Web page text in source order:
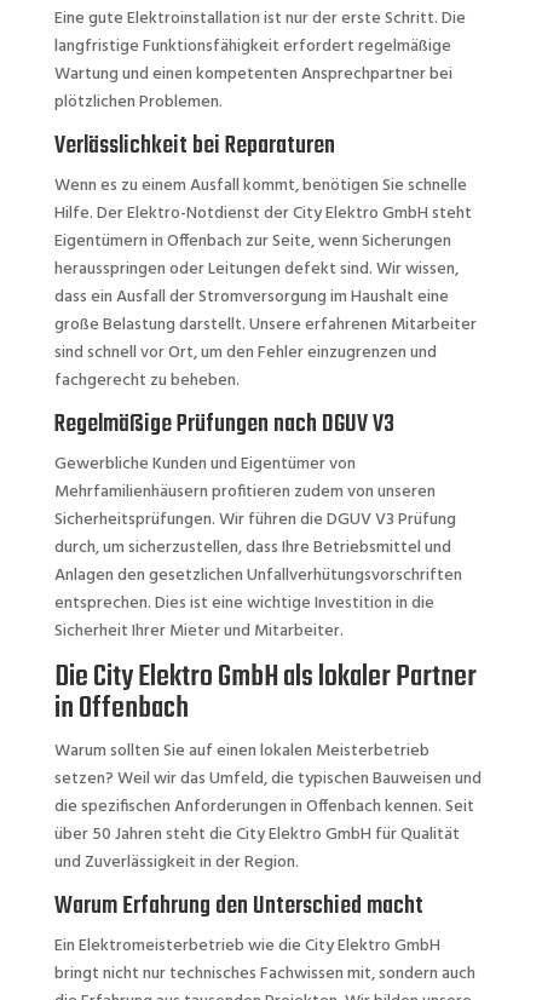
Eine gute Elektroinstallation ist nur der erste Schritt. Die
langfristige Funktionsfähigkeit erfordert regelmäßige
Wartung und einen kompetenten Ansprechpartner bei
plötzlichen Problemen.
Verlässlichkeit bei Reparaturen
Wenn es zu einem Ausfall kommt, benötigen Sie schnelle
Hilfe. Der Elektro-Notdienst der City Elektro GmbH steht
Eigentümern in Offenbach zur Seite, wenn Sicherungen
herausspringen oder Leitungen defekt sind. Wir wissen,
dass ein Ausfall der Stromversorgung im Haushalt eine
große Belastung darstellt. Unsere erfahrenen Mitarbeiter
sind schnell vor Ort, um den Fehler einzugrenzen und
fachgerecht zu beheben.
Regelmäßige Prüfungen nach DGUV V3
Gewerbliche Kunden und Eigentümer von
Mehrfamilienhäusern profitieren zudem von unseren
Sicherheitsprüfungen. Wir führen die DGUV V3 Prüfung
durch, um sicherzustellen, dass Ihre Betriebsmittel und
Anlagen den gesetzlichen Unfallverhütungsvorschriften
entsprechen. Dies ist eine wichtige Investition in die
Sicherheit Ihrer Mieter und Mitarbeiter.
Die City Elektro GmbH als lokaler Partner
in Offenbach
Warum sollten Sie auf einen lokalen Meisterbetrieb
setzen? Weil wir das Umfeld, die typischen Bauweisen und
die spezifischen Anforderungen in Offenbach kennen. Seit
über 50 Jahren steht die City Elektro GmbH für Qualität
und Zuverlässigkeit in der Region.
Warum Erfahrung den Unterschied macht
Ein Elektromeisterbetrieb wie die City Elektro GmbH
bringt nicht nur technisches Fachwissen mit, sondern auch